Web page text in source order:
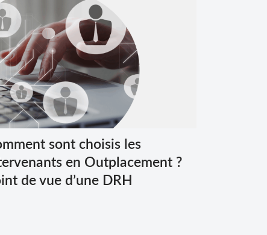
sont choisis les
en Outplacement ?
de vue d’une DRH